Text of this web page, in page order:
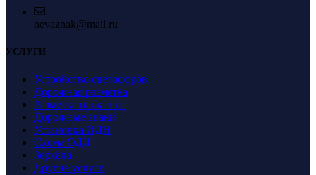
nevaznak@mail.ru
УСЛУГИ
Устройство светофоров
Дорожная разметка
Разметка паркинга
Дорожные знаки
Установка ИДН
Схема ОДД
Зеркала
Другие услуги